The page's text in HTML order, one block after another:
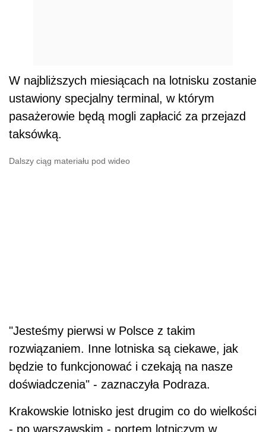
W najbliższych miesiącach na lotnisku zostanie
ustawiony specjalny terminal, w którym
pasażerowie będą mogli zapłacić za przejazd
taksówką.
Dalszy ciąg materiału pod wideo
"Jesteśmy pierwsi w Polsce z takim
rozwiązaniem. Inne lotniska są ciekawe, jak
będzie to funkcjonować i czekają na nasze
doświadczenia" - zaznaczyła Podraza.
Krakowskie lotnisko jest drugim co do wielkości
- po warszawskim - portem lotniczym w